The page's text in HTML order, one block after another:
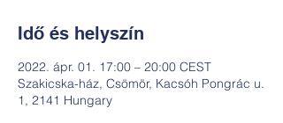
Idő és helyszín
2022. ápr. 01. 17:00 – 20:00 CEST
Szakicska-ház, Csömör, Kacsóh Pongrác u.
1, 2141 Hungary